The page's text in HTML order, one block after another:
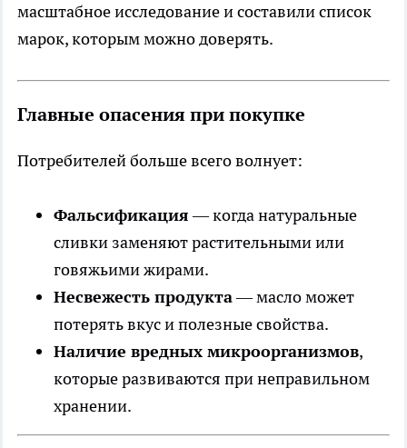
масштабное исследование и составили список
марок, которым можно доверять.
Главные опасения при покупке
Потребителей больше всего волнует:
Фальсификация— когда натуральные
сливки заменяют растительными или
говяжьими жирами.
Несвежесть продукта— масло может
потерять вкус и полезные свойства.
Наличие вредных микроорганизмов,
которые развиваются при неправильном
хранении.